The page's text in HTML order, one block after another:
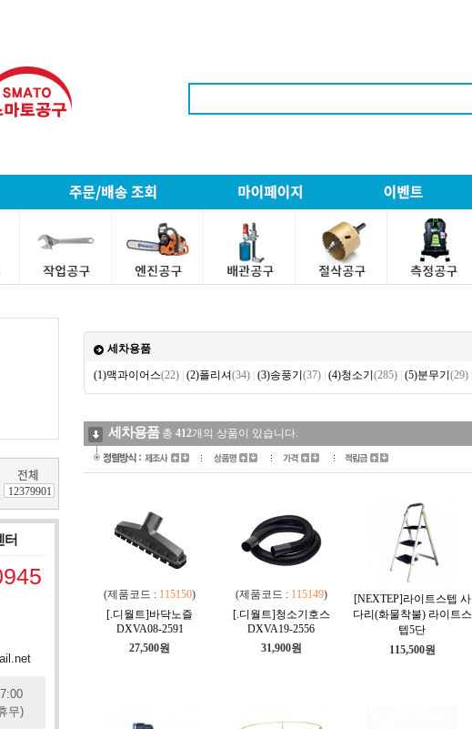
12379901
터
무)
세차용품
(1)맥과이어스(22) (2)폴리셔(34) (3)송풍기 (37) (4)청소기 (285) (5)분무기 (29)
세차용품 총 412개의 상품이 있습니다.
(제품코드 : 115150)
[.디월트]바닥노즐
DXVA08-2591
27,500원
(제품코드 : 115149)
[.디월트]청소기호스
DXVA19-2556
31,900원
[NEXTEP]라이트스텝 사
다리(화물착불) 라이트스
텝5단
115,500원